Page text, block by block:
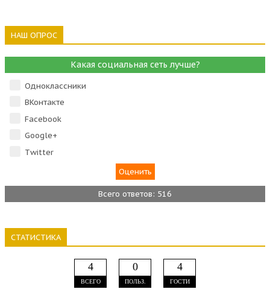
НАШ ОПРОС
Какая социальная сеть лучше?
Одноклассники
ВКонтакте
Facebook
Google+
Тwitter
Всего ответов: 516
СТАТИСТИКА
4
ВСЕГО
0
ПОЛЬЗ.
4
ГОСТИ